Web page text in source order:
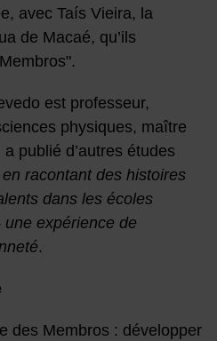
avec Taís Vieira, la
de Macaé, qu’ils
est professeur,
physiques, maître
publié d’autres études
racontant des histoires
dans les écoles
expérience de
.
des Membros : développer